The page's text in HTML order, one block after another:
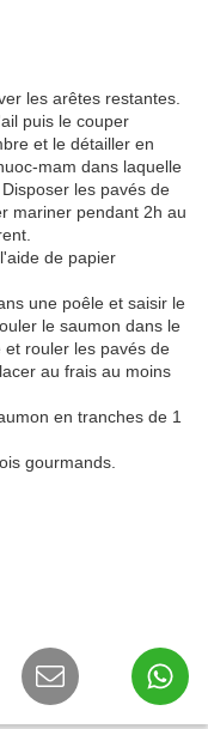
les arêtes restantes.
puis le couper
et le détailler en
mam dans laquelle
les pavés de
mariner pendant 2h au
de papier
une poêle et saisir le
le saumon dans le
rouler les pavés de
au frais au moins
en tranches de 1
gourmands.